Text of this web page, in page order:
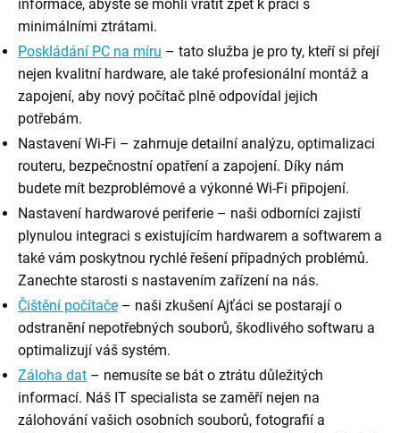
informace, abyste se mohli vrátit zpět k práci s
minimálními ztrátami.
Poskládání PC na míru – tato služba je pro ty, kteří si přejí
nejen kvalitní hardware, ale také profesionální montáž a
zapojení, aby nový počítač plně odpovídal jejich
potřebám.
Nastavení Wi-Fi – zahrnuje detailní analýzu, optimalizaci
routeru, bezpečnostní opatření a zapojení. Díky nám
budete mít bezproblémové a výkonné Wi-Fi připojení.
Nastavení hardwarové periferie – naši odborníci zajistí
plynulou integraci s existujícím hardwarem a softwarem a
také vám poskytnou rychlé řešení případných problémů.
Zanechte starosti s nastavením zařízení na nás.
Čištění počítače – naši zkušení Ajťáci se postarají o
odstranění nepotřebných souborů, škodlivého softwaru a
optimalizují váš systém.
Záloha dat – nemusíte se bát o ztrátu důležitých
informací. Náš IT specialista se zaměří nejen na
zálohování vašich osobních souborů, fotografií a